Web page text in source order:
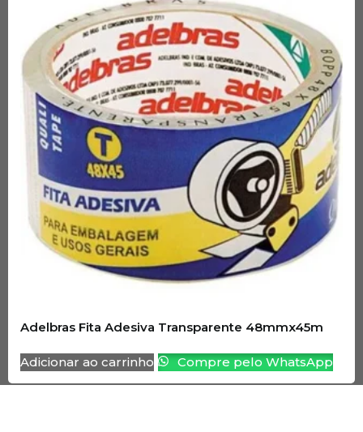
Adelbras Fita Adesiva Transparente 48mmx45m
Adicionar ao carrinho Compre pelo WhatsApp